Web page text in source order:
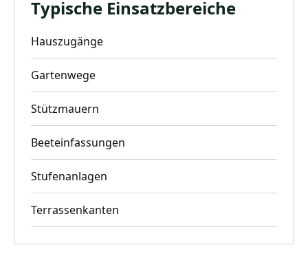
Typische Einsatzbereiche
Hauszugänge
Gartenwege
Stützmauern
Beeteinfassungen
Stufenanlagen
Terrassenkanten